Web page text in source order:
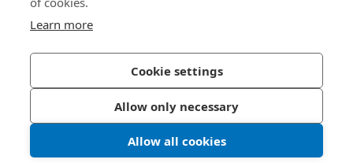
Learn more
Cookie settings
Allow only necessary
Allow all cookies